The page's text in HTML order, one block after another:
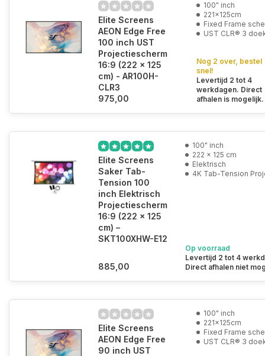
Elite Screens
AEON Edge Free
100 inch UST
Projectiescherm
16:9 (222 x 125
cm) - AR100H-
CLR3
975,00
100" inch
221x125cm
Fixed Frame
UST CLR® 3
Nog 2 over, bestel
snel!
Levertijd 2 tot 4
werkdagen. Direct
afhalen is mogelijk.
Elite Screens
Saker Tab-
Tension 100
inch Elektrisch
Projectiescherm
16:9 (222 x 125
cm) –
SKT100XHW-E12
885,00
100" inch
222 x 125 cm
Elektrisch
4K Tab-Tension
Op voorraad
Levertijd 2 tot 4
Direct afhalen niet
Elite Screens
AEON Edge Free
90 inch UST
100" inch
221x125cm
Fixed Frame
UST CLR® 3